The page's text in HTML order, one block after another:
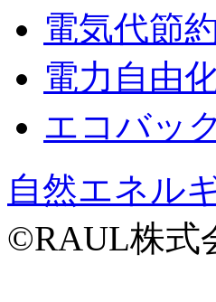
電気代節
電力自由
エコバッ
自然エネル
©RAUL株式